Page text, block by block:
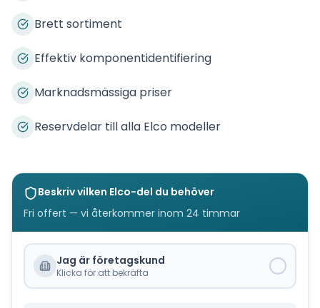
Brett sortiment
Effektiv komponentidentifiering
Marknadsmässiga priser
Reservdelar till alla Elco modeller
Beskriv vilken Elco-del du behöver
Fri offert — vi återkommer inom 24 timmar
Jag är företagskund
Klicka för att bekräfta